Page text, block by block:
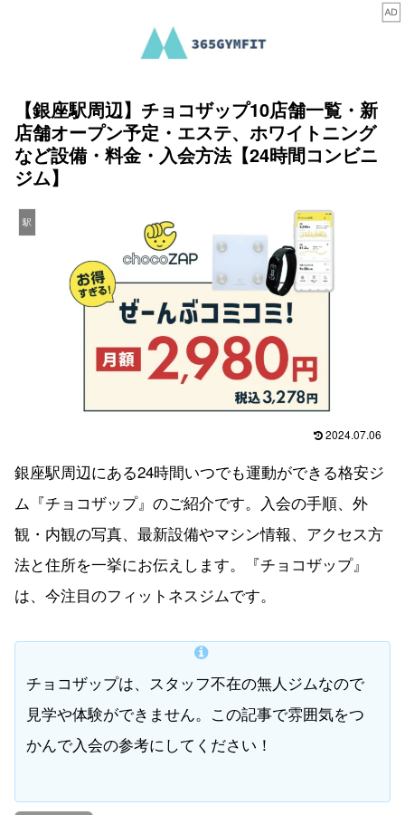
【銀座駅周辺】チョコザップ10店舗一覧・新
店舗オープン予定・エステ、ホワイトニング
など設備・料金・入会方法【24時間コンビニ
ジム】
駅
2024.07.06
銀座駅周辺にある24時間いつでも運動ができる格安ジ
ム『チョコザップ』のご紹介です。入会の手順、外
観・内観の写真、最新設備やマシン情報、アクセス方
法と住所を一挙にお伝えします。『チョコザップ』
は、今注目のフィットネスジムです。
チョコザップは、スタッフ不在の無人ジムなので
見学や体験ができません。この記事で雰囲気をつ
かんで入会の参考にしてください！